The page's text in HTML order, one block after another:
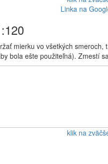
Linka na
mierku vo všetkých
bola ešte použiteľná). Zmestí
klik na